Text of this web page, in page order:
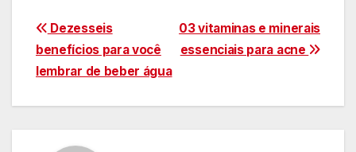
Navegação
de
Post
03 vitaminas e minerais
essenciais para acne
Dezesseis
benefícios para você
lembrar de beber água